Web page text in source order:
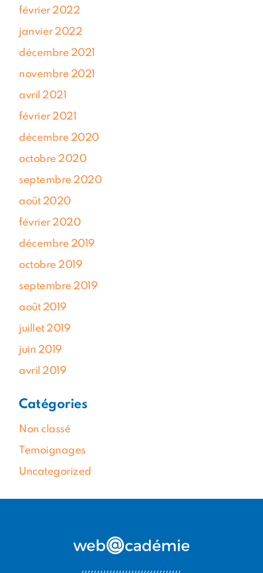
février 2022
janvier 2022
décembre 2021
novembre 2021
avril 2021
février 2021
décembre 2020
octobre 2020
septembre 2020
août 2020
février 2020
décembre 2019
octobre 2019
septembre 2019
août 2019
juillet 2019
juin 2019
avril 2019
Catégories
Non classé
Temoignages
Uncategorized